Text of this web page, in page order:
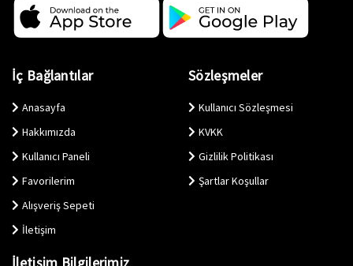
İç Bağlantılar
Anasayfa
Hakkımızda
Kullanıcı Paneli
Favorilerim
Alışveriş Sepeti
İletişim
Sözleşmeler
Kullanıcı Sözleşmesi
KVKK
Gizlilik Politikası
Şartlar Koşullar
İletişim Bilgilerimiz